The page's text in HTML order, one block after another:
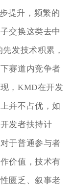
提升，频繁的
交换这类去中
发技术积累，
赛道内竞争者
，KMD在开发
并不占优，如
发者扶持计
于普通参与者
价值，技术有
匮乏、叙事老